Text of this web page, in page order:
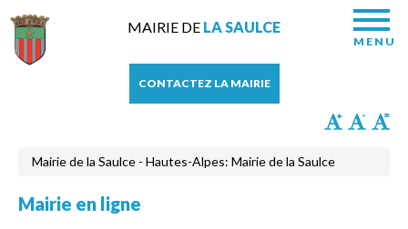
MAIRIE DE LA SAULCE
MENU
CONTACTEZ LA MAIRIE
Mairie de la Saulce - Hautes-Alpes: Mairie de la Saulce
Mairie en ligne